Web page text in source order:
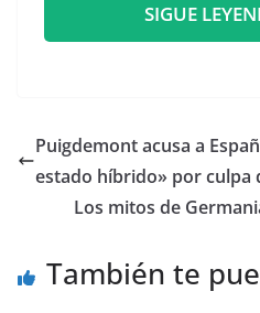
SIGUE
Puigdemont acusa a
estado híbrido» por culpa
Los mitos de
También te